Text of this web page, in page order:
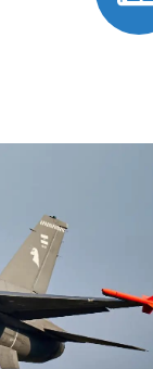
BOFFI
Argentina